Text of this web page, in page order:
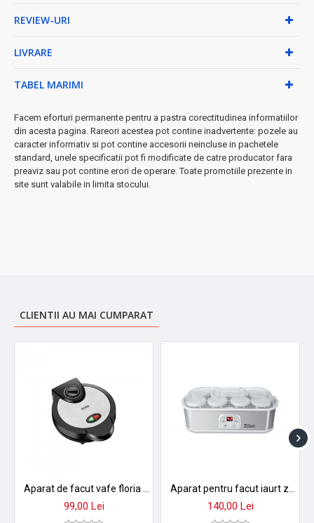
rezultate perfecte
ta
orice bucătărie
Beneficii Exclusive:
•Economisește până la 70% față de iaurturile din comerț
• Iaurt 100% natural- doar lapte și cultură, fără E-uri
Versatilitate maximă
- prepară și alte produse
fermentate
→ Material: oțel inoxidabil premium
→ Timp de preparare: 6-12 ore (automat)
calitate superioară.
REVIEW-URI
LIVRARE
TABEL MARIMI
Facem eforturi permanente pentru a pastra corectitudinea informatiilor
din acesta pagina. Rareori acestea pot contine inadvertente: pozele au
caracter informativ si pot contine accesorii neincluse in pachetele
standard, unele specificatii pot fi modificate de catre producator fara
preaviz sau pot contine erori de operare. Toate promotiile prezente in
site sunt valabile in limita stocului.
CLIENTII AU MAI CUMPARAT
99,00 Lei 140,00 Lei